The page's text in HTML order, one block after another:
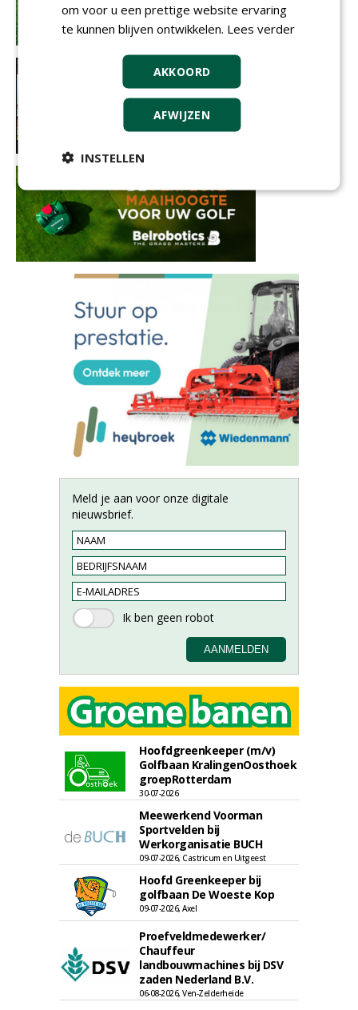
Meld je aan voor onze digitale
nieuwsbrief.
Hoofdgreenkeeper (m/v)
Golfbaan KralingenOosthoek
groepRotterdam
30-07-2026
Meewerkend Voorman
Sportvelden bij
Werkorganisatie BUCH
09-07-2026, Castricum en Uitgeest
Hoofd Greenkeeper bij
golfbaan De Woeste Kop
09-07-2026, Axel
Proefveldmedewerker/
Chauffeur
landbouwmachines bij DSV
zaden Nederland B.V.
06-08-2026, Ven-Zelderheide
om voor u een prettige website ervaring
te kunnen blijven ontwikkelen. Lees verder
AKKOORD
AFWIJZEN
INSTELLEN